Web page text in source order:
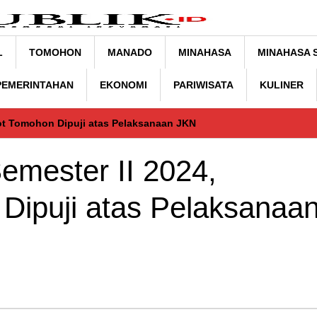
TOMOHON MANADO MINAHASA MINAHASA
EKONOMI PARIWISATA KULINER
Tomohon Dipuji atas Pelaksanaan JKN
II 2024,
atas